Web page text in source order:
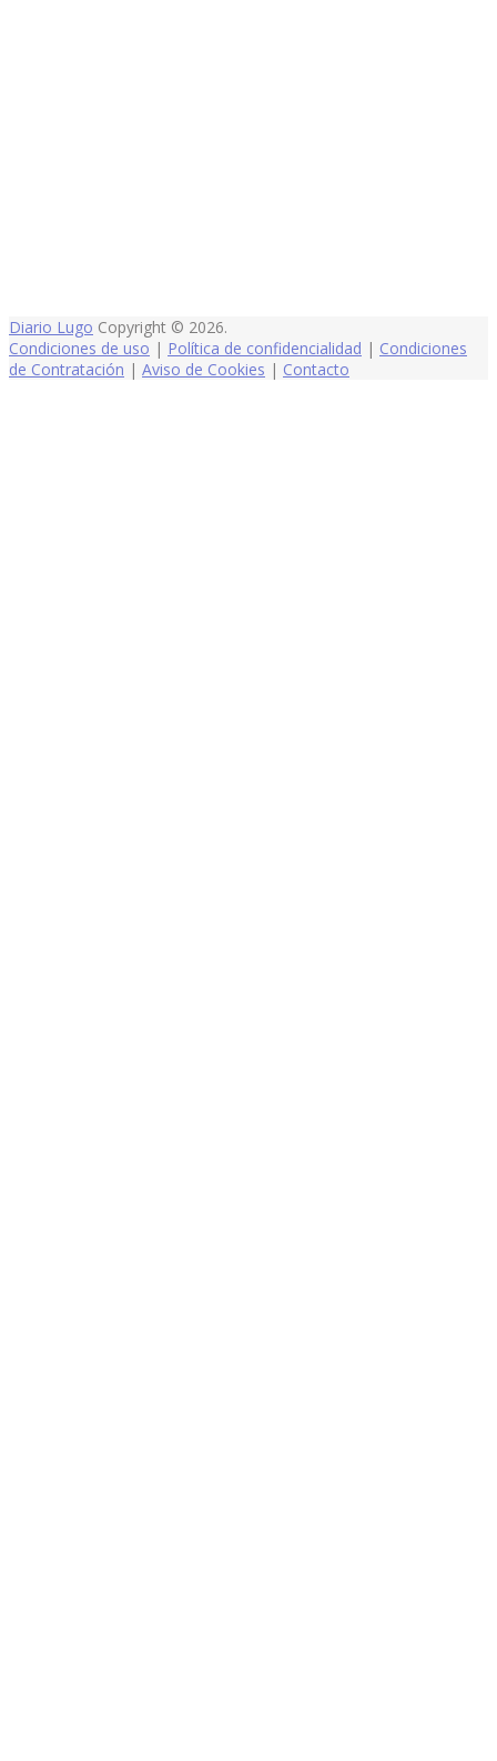
Diario Lugo Copyright © 2026.
Condiciones de uso | Política de confidencialidad | Condiciones
de Contratación | Aviso de Cookies | Contacto